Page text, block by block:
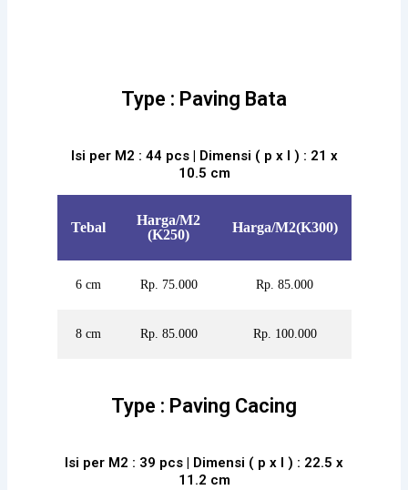
Type : Paving Bata
Isi per M2 : 44 pcs | Dimensi ( p x l ) : 21 x
10.5 cm
Tebal
Harga/M2
(K250)
Harga/M2(K300)
6 cm Rp. 75.000 Rp. 85.000
8 cm Rp. 85.000 Rp. 100.000
Type : Paving Cacing
Isi per M2 : 39 pcs | Dimensi ( p x l ) : 22.5 x
11.2 cm